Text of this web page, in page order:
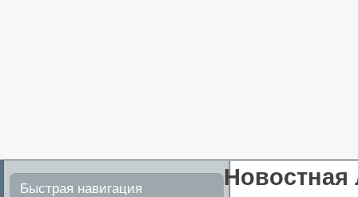
Быстрая навигация Новостная